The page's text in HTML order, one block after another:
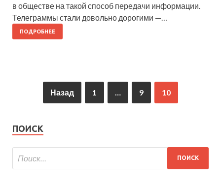
в обществе на такой способ передачи информации.
Телеграммы стали довольно дорогими —…
ПОДРОБНЕЕ
Назад 1 … 9 10
ПОИСК